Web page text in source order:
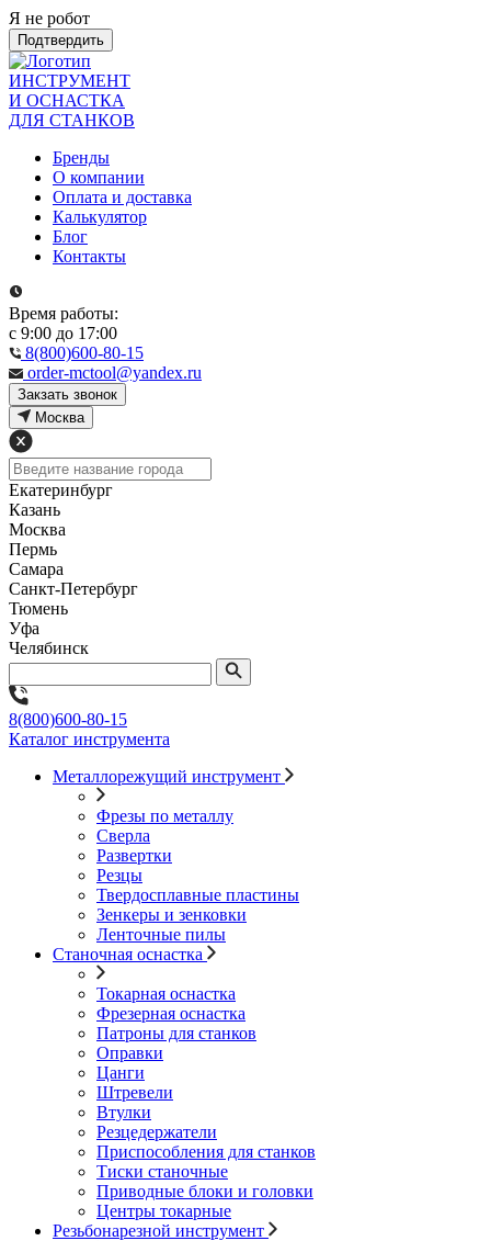
Я не робот
Подтвердить
ИНСТРУМЕНТ
И ОСНАСТКА
ДЛЯ СТАНКОВ
Бренды
О компании
Оплата и доставка
Калькулятор
Блог
Контакты
Время работы:
с 9:00 до 17:00
8(800)600-80-15
order-mctool@yandex.ru
Закзать звонок
Москва
Екатеринбург
Казань
Москва
Пермь
Самара
Санкт-Петербург
Тюмень
Уфа
Челябинск
8(800)600-80-15
Каталог инструмента
Металлорежущий инструмент
Фрезы по металлу
Сверла
Развертки
Резцы
Твердосплавные пластины
Зенкеры и зенковки
Ленточные пилы
Станочная оснастка
Токарная оснастка
Фрезерная оснастка
Патроны для станков
Оправки
Цанги
Штревели
Втулки
Резцедержатели
Приспособления для станков
Тиски станочные
Приводные блоки и головки
Центры токарные
Резьбонарезной инструмент